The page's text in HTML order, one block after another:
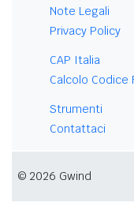
Note Legali
Privacy Policy
CAP Italia
Calcolo Codice
Strumenti
Contattaci
© 2026 Gwind